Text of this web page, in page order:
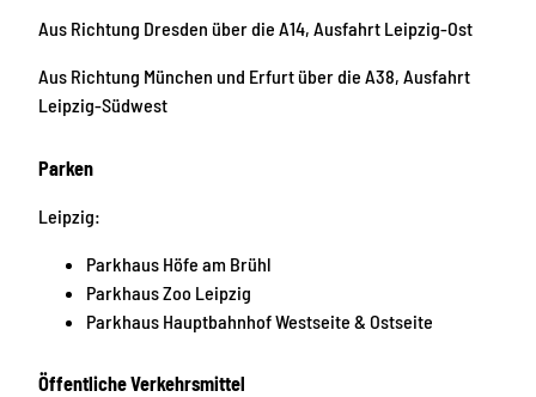
Aus Richtung Dresden über die A14, Ausfahrt Leipzig-Ost
Aus Richtung München und Erfurt über die A38, Ausfahrt
Leipzig-Südwest
Parken
Leipzig:
Parkhaus Höfe am Brühl
Parkhaus Zoo Leipzig
Parkhaus Hauptbahnhof Westseite & Ostseite
Öffentliche Verkehrsmittel